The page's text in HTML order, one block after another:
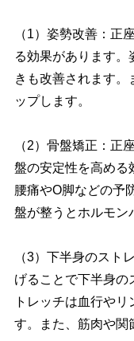
（1）姿勢改善：正
る効果があります。
きも改善されます。
ップします。
（2）骨盤矯正：正
盤の安定性を高める
腰痛やO脚などの予
盤が整うとホルモン
（3）下半身のスト
げることで下半身の
トレッチは血行や
す。また、筋肉や関